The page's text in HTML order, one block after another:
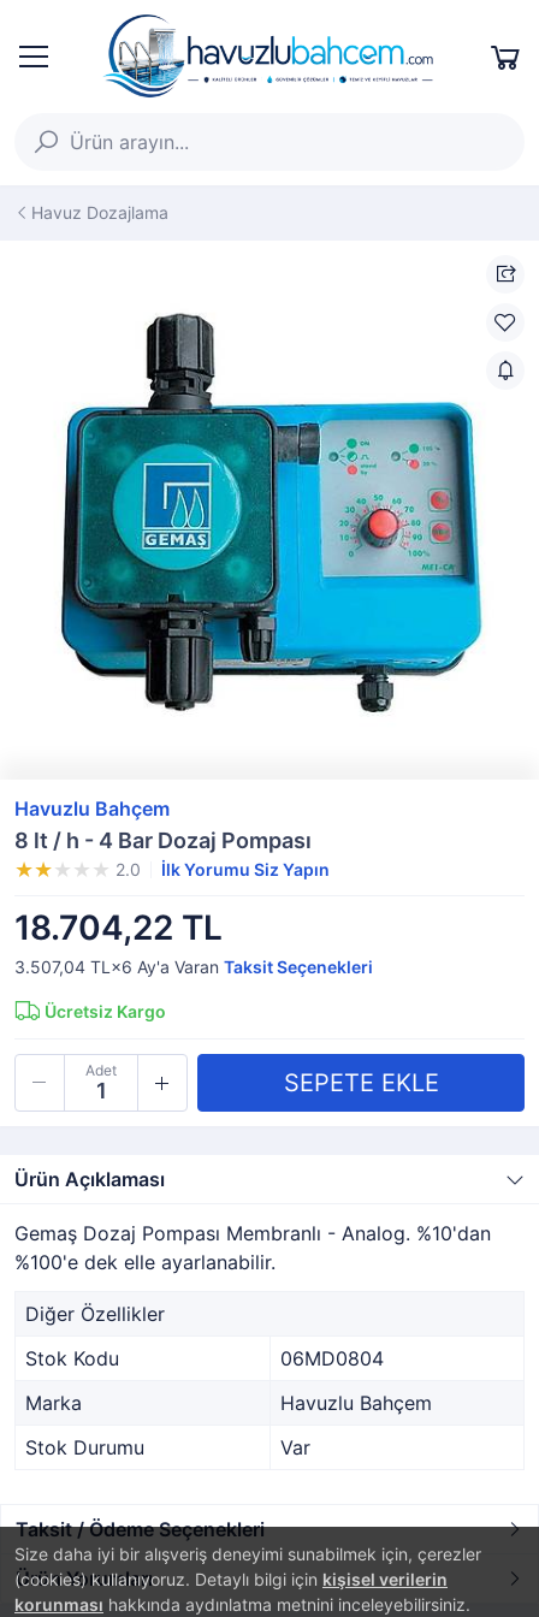
Size daha iyi bir alışveriş deneyimi sunabilmek için, çerezler
(cookies) kullanıyoruz. Detaylı bilgi için kişisel verilerin
korunması hakkında aydınlatma metnini inceleyebilirsiniz.
Havuz Dozajlama
Havuzlu Bahçem
8 lt / h - 4 Bar Dozaj Pompası
2.0 İlk Yorumu Siz Yapın
18.704,22 TL
3.507,04 TL×6 Ay'a Varan Taksit Seçenekleri
Ücretsiz Kargo
Adet
Ürün Açıklaması
Gemaş Dozaj Pompası Membranlı - Analog. %10'dan
%100'e dek elle ayarlanabilir.
Diğer Özellikler
Stok Kodu
06MD0804
Marka
Havuzlu Bahçem
Stok Durumu
Var
Taksit / Ödeme Seçenekleri
Ürün Yorumları